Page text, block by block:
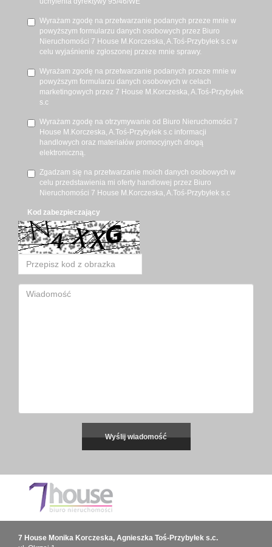
Wyrażam zgodę na przetwarzanie podanych przeze mnie w
powyższym formularzu danych osobowych przez Biuro
Nieruchomości 7 House M.Korczeska, A.Toś-Przybyłek s.c w
celu wyjaśnienie zgłoszonej przeze mnie sprawy.
Wyrażam zgodę na przetwarzanie podanych przeze mnie w
powyższym formularzu danych osobowych w celach
marketingowych przez 7 House M.Korczeska, A.Toś-Przybyłek
s.c
Wyrażam zgodę na otrzymywanie od Biuro Nieruchomości 7
House M.Korczeska, A.Toś-Przybyłek s.c informacji
handlowych oraz materiałów promocyjnych drogą
elektroniczną.
Zgadzam się na przetwarzanie moich danych osobowych w
celu przedstawienia mi oferty handlowej przez Biuro
Nieruchomości 7 House M.Korczeska, A.Toś-Przybyłek s.c
Kod zabezpieczający
7 House Monika Korczeska, Agnieszka Toś-Przybyłek s.c.